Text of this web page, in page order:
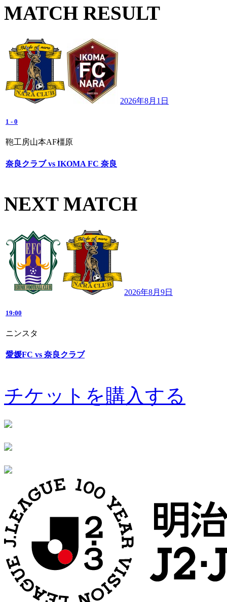
MATCH RESULT
2026年8月1日
1 - 0
鞄工房山本AF橿原
奈良クラブ vs IKOMA FC 奈良
NEXT MATCH
2026年8月9日
19:00
ニンスタ
愛媛FC vs 奈良クラブ
チケットを購入する